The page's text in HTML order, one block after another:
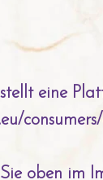
eine
oben im